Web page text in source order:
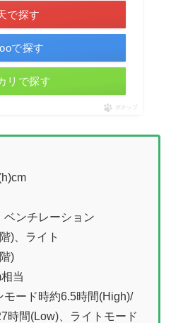
で探す
で探す
リで探す
ポチップ
ンチレーション
)、ライト
)
当
ード時約6.5時間(High)/
時間(Low)、ライトモード